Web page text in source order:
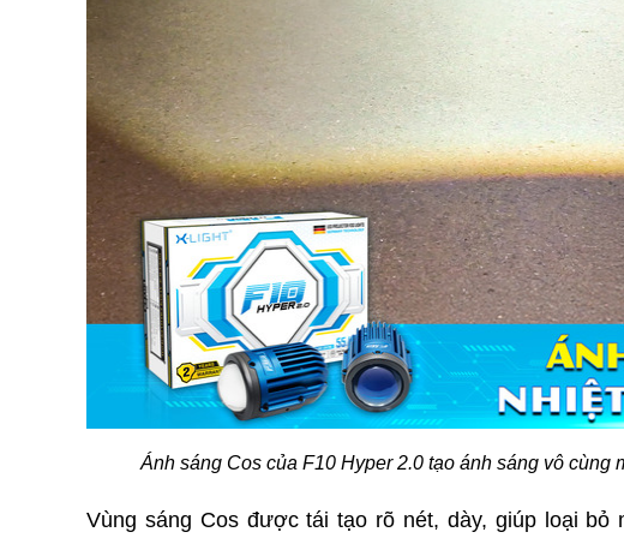
Ánh sáng Cos của F10 Hyper 2.0 tạo ánh sáng vô cùng
Vùng sáng Cos được tái tạo rõ nét, dày, giúp loại bỏ